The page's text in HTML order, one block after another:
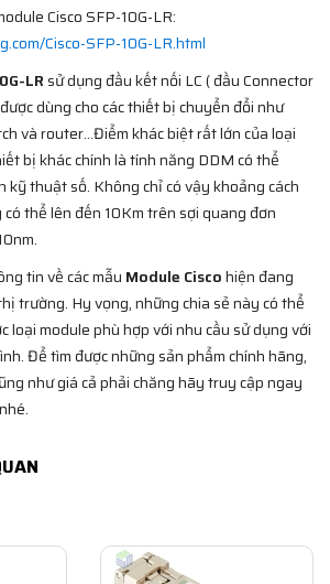
Cisco SFP-10G-LR:
Cisco-SFP-10G-LR.html
LRsử dụng đầu kết nối LC ( đầu Connector
dùng cho các thiết bị chuyển đổi như
và router…Điểm khác biệt rất lớn của loại
bị khác chính là tính năng DDM có thể
kỹ thuật số. Không chỉ có vậy khoảng cách
thể lên đến 10Km trên sợi quang đơn
tin về các mẫu Module Ciscohiện đang
trường. Hy vọng, những chia sẻ này có thể
loại module phù hợp với nhu cầu sử dụng với
Để tìm được những sản phẩm chính hãng,
như giá cả phải chăng hãy truy cập ngay